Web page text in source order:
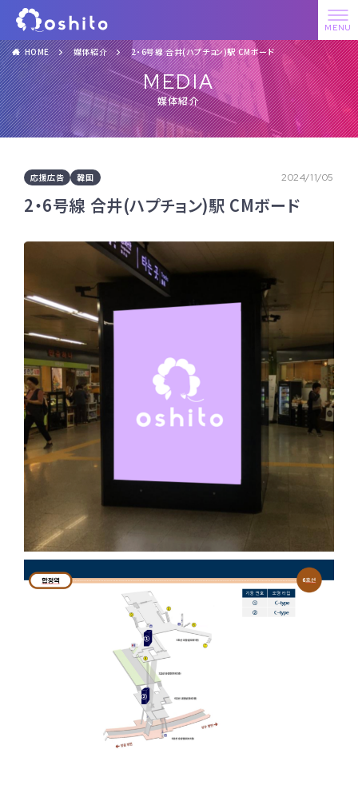
HOME 媒体紹介 2・6号線 合井(ハプチョン)駅 CMボード
MEDIA
媒体紹介
応援広告 韓国 2024/11/05
2・6号線 合井(ハプチョン)駅 CMボード